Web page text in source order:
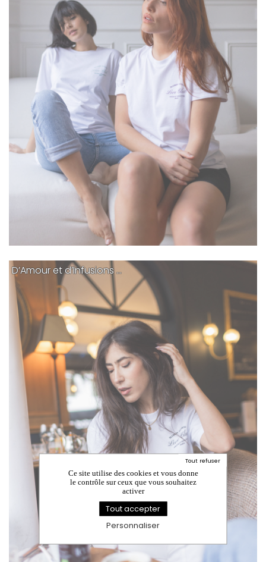
D’Amour et d’Infusions …
Ce site utilise des cookies et vous donne
le contrôle sur ceux que vous souhaitez
activer
Tout accepter
Tout refuser
Personnaliser